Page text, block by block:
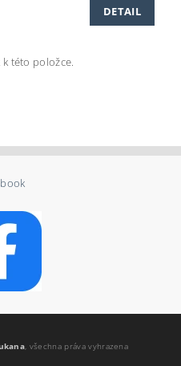
DETAIL
této položce.
, všechna práva vyhrazena